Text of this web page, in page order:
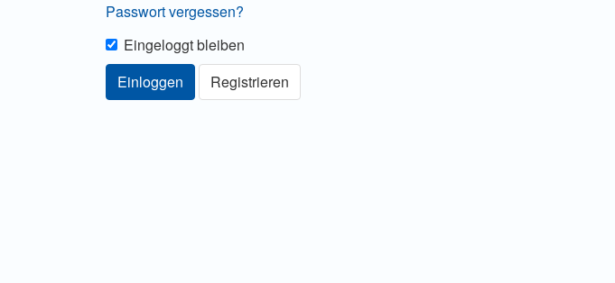
Passwort vergessen?
Eingeloggt bleiben
Einloggen
Registrieren